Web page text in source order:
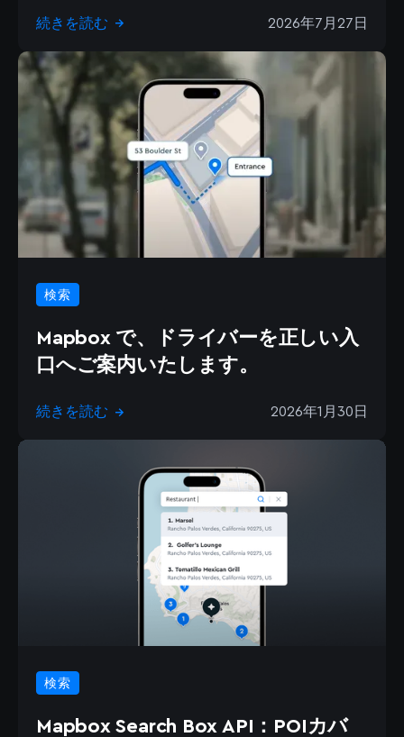
続きを読む → 2026年7月27日
検索
Mapbox で、ドライバーを正しい入
口へご案内いたします。
続きを読む → 2026年1月30日
検索
Mapbox Search Box API：POIカバ